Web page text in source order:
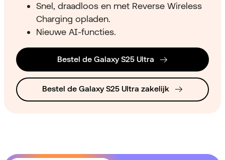
Snel, draadloos en met Reverse Wireless
Charging opladen.
Nieuwe AI-functies.
Bestel de Galaxy S25 Ultra
Bestel de Galaxy S25 Ultra zakelijk